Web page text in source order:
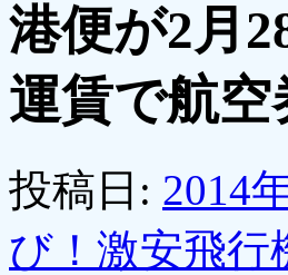
港便が2月
運賃で航
投稿日: 2014
び！激安飛行